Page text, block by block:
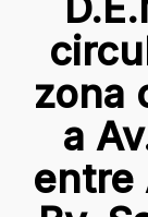
zona
a
entre